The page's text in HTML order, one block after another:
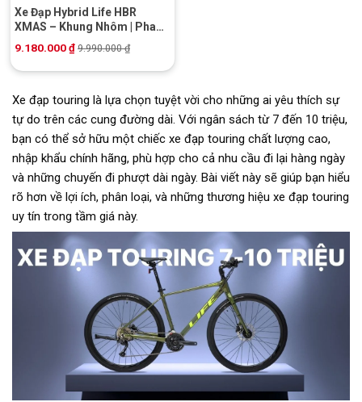
Xe Đạp Hybrid Life HBR
XMAS – Khung Nhôm | Phanh
Dầu | Shimano
9.180.000₫ 9.990.000₫
Xe đạp touring là lựa chọn tuyệt vời cho những ai yêu thích sự
tự do trên các cung đường dài. Với ngân sách từ 7 đến 10 triệu,
bạn có thể sở hữu một chiếc xe đạp touring chất lượng cao,
nhập khẩu chính hãng, phù hợp cho cả nhu cầu đi lại hàng ngày
và những chuyến đi phượt dài ngày. Bài viết này sẽ giúp bạn hiểu
rõ hơn về lợi ích, phân loại, và những thương hiệu xe đạp touring
uy tín trong tầm giá này.